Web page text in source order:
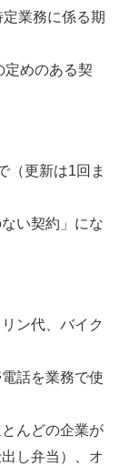
業務に係る期
めのある契
（更新は1回ま
い契約」にな
ン代、バイク
話を業務で使
んどの企業が
し弁当）、オ